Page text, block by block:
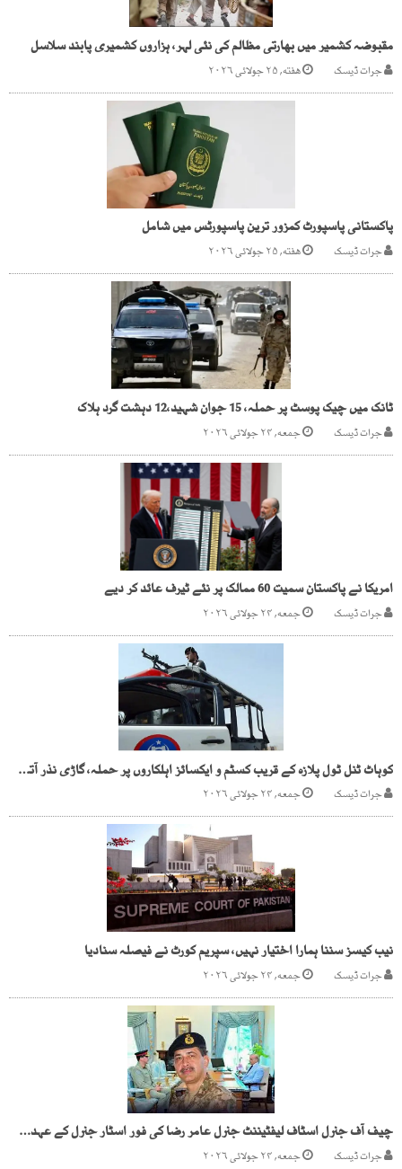
مقبوضہ کشمیر میں بھارتی مظالم کی نئی لہر، ہزاروں کشمیری پابند سلاسل
جرات ڈیسک هفته, ۲۵ جولائی ۲۰۲۶
پاکستانی پاسپورٹ کمزور ترین پاسپورٹس میں شامل
جرات ڈیسک هفته, ۲۵ جولائی ۲۰۲۶
ٹانک میں چیک پوسٹ پر حملہ، 15 جوان شہید،12 دہشت گرد ہلاک
جرات ڈیسک جمعه, ۲۴ جولائی ۲۰۲۶
امریکا نے پاکستان سمیت 60 ممالک پر نئے ٹیرف عائد کر دیے
جرات ڈیسک جمعه, ۲۴ جولائی ۲۰۲۶
کوہاٹ ٹنل ٹول پلازہ کے قریب کسٹم و ایکسائز اہلکاروں پر حملہ، گاڑی نذر آتش، دو اہلکار شہید، تین زخمی
جرات ڈیسک جمعه, ۲۴ جولائی ۲۰۲۶
نیب کیسز سننا ہمارا اختیار نہیں، سپریم کورٹ نے فیصلہ سنادیا
جرات ڈیسک جمعه, ۲۴ جولائی ۲۰۲۶
چیف آف جنرل اسٹاف لیفٹیننٹ جنرل عامر رضا کی فور اسٹار جنرل کے عہدے پر ترقی
جرات ڈیسک جمعه, ۲۴ جولائی ۲۰۲۶